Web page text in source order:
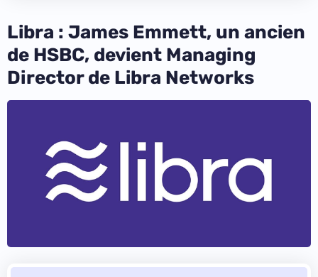
Libra : James Emmett, un ancien
de HSBC, devient Managing
Director de Libra Networks